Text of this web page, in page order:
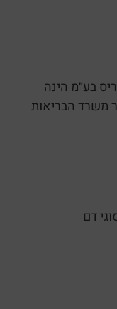
בע״מ הינה
משרד הבריאות
דם